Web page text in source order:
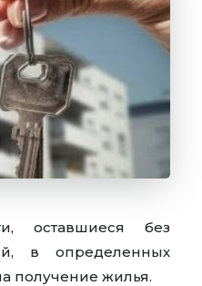
оставшиеся без
в определенных
получение жилья.